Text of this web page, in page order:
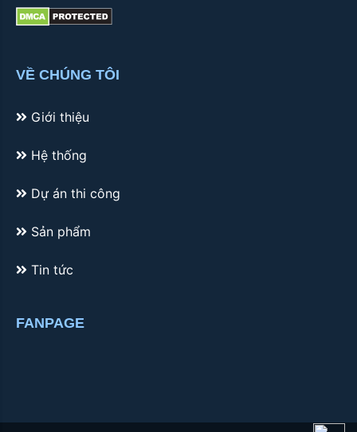
VỀ CHÚNG TÔI
Giới thiệu
Hệ thống
Dự án thi công
Sản phẩm
Tin tức
FANPAGE